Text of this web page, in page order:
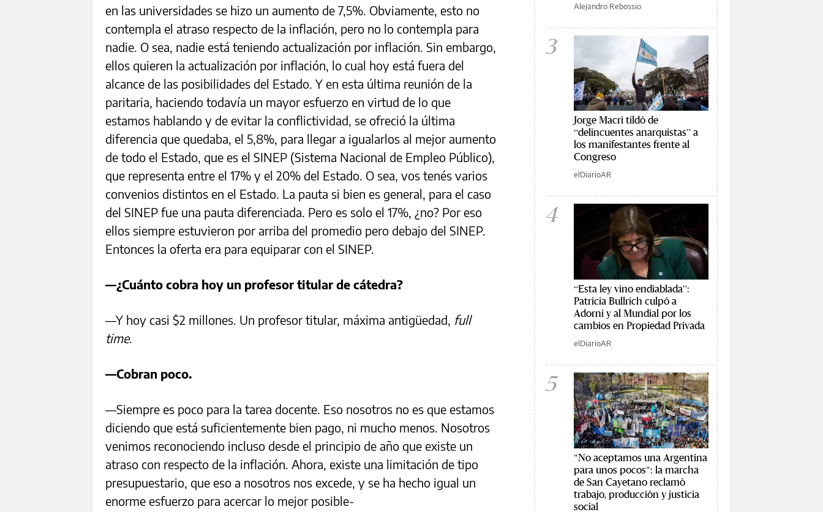
en las universidades se hizo un aumento de 7,5%. Obviamente, esto no
contempla el atraso respecto de la inflación, pero no lo contempla para
nadie. O sea, nadie está teniendo actualización por inflación. Sin embargo,
ellos quieren la actualización por inflación, lo cual hoy está fuera del
alcance de las posibilidades del Estado. Y en esta última reunión de la
paritaria, haciendo todavía un mayor esfuerzo en virtud de lo que
estamos hablando y de evitar la conflictividad, se ofreció la última
diferencia que quedaba, el 5,8%, para llegar a igualarlos al mejor aumento
de todo el Estado, que es el SINEP (Sistema Nacional de Empleo Público),
que representa entre el 17% y el 20% del Estado. O sea, vos tenés varios
convenios distintos en el Estado. La pauta si bien es general, para el caso
del SINEP fue una pauta diferenciada. Pero es solo el 17%, ¿no? Por eso
ellos siempre estuvieron por arriba del promedio pero debajo del SINEP.
Entonces la oferta era para equiparar con el SINEP.
—¿Cuánto cobra hoy un profesor titular de cátedra?
—Y hoy casi $2 millones. Un profesor titular, máxima antigüedad, full
time.
—Cobran poco.
—Siempre es poco para la tarea docente. Eso nosotros no es que estamos
diciendo que está suficientemente bien pago, ni mucho menos. Nosotros
venimos reconociendo incluso desde el principio de año que existe un
atraso con respecto de la inflación. Ahora, existe una limitación de tipo
presupuestario, que eso a nosotros nos excede, y se ha hecho igual un
enorme esfuerzo para acercar lo mejor posible-
Alejandro Rebossio
3
Jorge Macri tildó de
“delincuentes anarquistas” a
los manifestantes frente al
Congreso
elDiarioAR
4
“Esta ley vino endiablada”:
Patricia Bullrich culpó a
Adorni y al Mundial por los
cambios en Propiedad Privada
elDiarioAR
5
"No aceptamos una Argentina
para unos pocos": la marcha
de San Cayetano reclamó
trabajo, producción y justicia
social